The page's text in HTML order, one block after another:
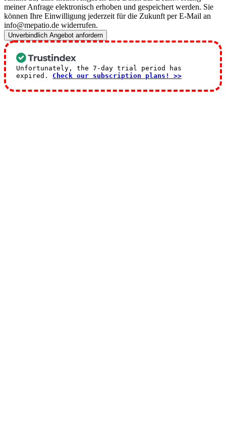
meiner Anfrage elektronisch erhoben und gespeichert werden. Sie
können Ihre Einwilligung jederzeit für die Zukunft per E-Mail an
info@mepatio.de widerrufen.
Unverbindlich Angebot anfordern
Unfortunately, the 7-day trial period has
expired. Check our subscription plans! >>